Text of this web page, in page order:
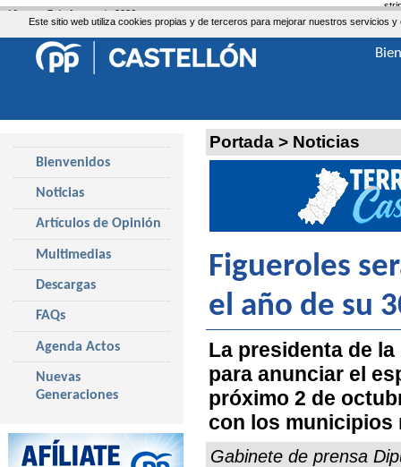
Este sitio web utiliza cookies propias y de terceros para mejorar nuestros servicios
Portada > Noticias
Figueroles
el año de su
La presidenta de
para anunciar el
próximo 2 de
con los municipios
Gabinete de prensa
Bienvenidos
Noticias
Artículos de Opinión
Multimedias
Descargas
FAQs
Agenda Actos
Nuevas
Generaciones
Viernes, 7 de Agosto de 2026